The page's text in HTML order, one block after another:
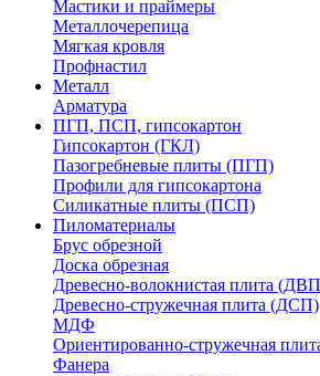
Мастики и праймеры
Металлочерепица
Мягкая кровля
Профнастил
Металл
Арматура
ПГП, ПСП, гипсокартон
Гипсокартон (ГКЛ)
Пазогребневые плиты (ПГП)
Профили для гипсокартона
Силикатные плиты (ПСП)
Пиломатериалы
Брус обрезной
Доска обрезная
Древесно-волокнистая плита
Древесно-стружечная плита (ДСП)
МДФ
Ориентированно-стружечная
Фанера